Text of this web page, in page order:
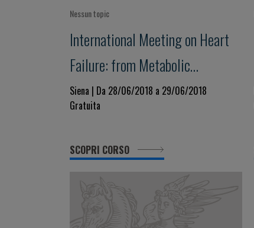
Nessun topic
International Meeting on Heart
Failure: from Metabolic
Disorders to Cardiovascular
Dysfunction
Siena | Da 28/06/2018 a 29/06/2018
Gratuita
SCOPRI CORSO